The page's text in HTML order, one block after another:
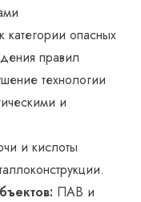
категории опасных
правил
технологии
и
и кислоты
ПАВ и